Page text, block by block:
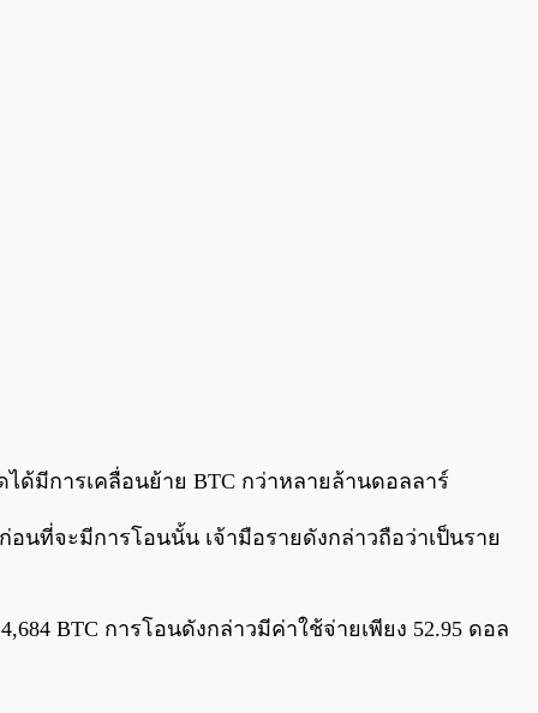
0:00
ด้มีการเคลื่อนย้าย BTC กว่าหลายล้านดอลลาร์
อนที่จะมีการโอนนั้น เจ้ามือรายดังกล่าวถือว่าเป็นราย
BTC การโอนดังกล่าวมีค่าใช้จ่ายเพียง 52.95 ดอล